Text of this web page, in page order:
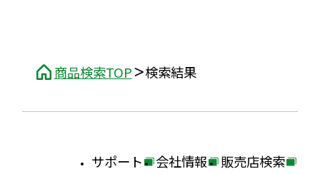
商品検索TOP 検索結果
サポート 会社情報 販売店検索